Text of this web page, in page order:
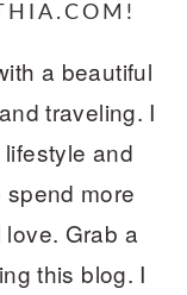
a beautiful
traveling. I
and
more
Grab a
this blog. I